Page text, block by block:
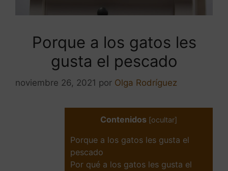
Porque a los gatos les
gusta el pescado
noviembre 26, 2021 por Olga Rodríguez
Contenidos [ocultar]
Porque a los gatos les gusta el
pescado
Por qué a los gatos les gusta el